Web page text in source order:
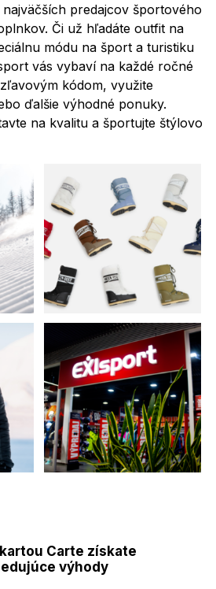
predajcov športového
Či už hľadáte outfit na
módu na šport a turistiku
vás vybaví na každé ročné
kódom, využite
ďalšie výhodné ponuky.
na kvalitu a športujte štýlovo
Carte získate
výhody